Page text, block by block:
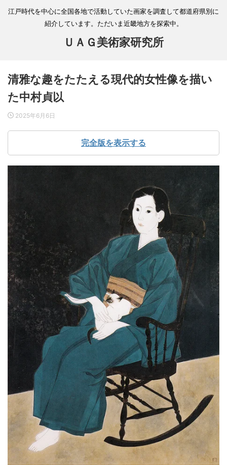
江戸時代を中心に全国各地で活動していた画家を調査して都道府県別に
紹介しています。ただいま近畿地方を探索中。
ＵＡＧ美術家研究所
清雅な趣をたたえる現代的女性像を描い
た中村貞以
2025年6月6日
完全版を表示する